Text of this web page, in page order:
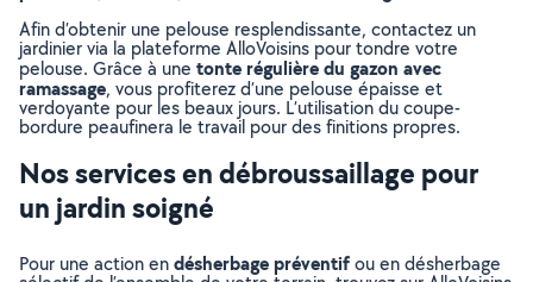
Afin d’obtenir une pelouse resplendissante, contactez un
jardinier via la plateforme AlloVoisins pour tondre votre
pelouse. Grâce à une tonte régulière du gazon avec
ramassage, vous profiterez d’une pelouse épaisse et
verdoyante pour les beaux jours. L’utilisation du coupe-
bordure peaufinera le travail pour des finitions propres.
Nos services en débroussaillage pour
un jardin soigné
Pour une action endésherbage préventifou en désherbage